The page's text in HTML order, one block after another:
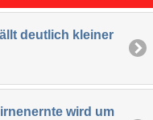
deutlich kleiner
wird um